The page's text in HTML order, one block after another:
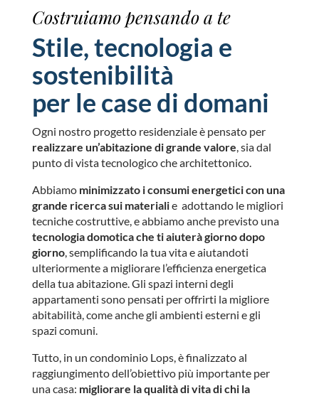
Costruiamo pensando a te
Stile, tecnologia e
sostenibilità
per le case di domani
Ogni nostro progetto residenziale è pensato per
realizzare un’abitazione di grande valore , sia dal
punto di vista tecnologico che architettonico.
Abbiamo minimizzato i consumi energetici con una
grande ricerca sui materialie adottando le migliori
tecniche costruttive, e abbiamo anche previsto una
tecnologia domotica che ti aiuterà giorno dopo
giorno, semplificando la tua vita e aiutandoti
ulteriormente a migliorare l’efficienza energetica
della tua abitazione. Gli spazi interni degli
appartamenti sono pensati per offrirti la migliore
abitabilità, come anche gli ambienti esterni e gli
spazi comuni.
Tutto, in un condominio Lops, è finalizzato al
raggiungimento dell’obiettivo più importante per
una casa: migliorare la qualità di vita di chi la